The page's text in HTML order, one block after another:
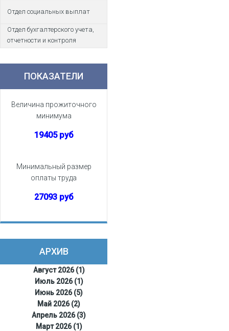
Отдел социальных выплат
Отдел бухгалтерского учета,
отчетности и контроля
ПОКАЗАТЕЛИ
Величина прожиточного
минимума
19405 руб
Минимальный размер
оплаты труда
27093 руб
АРХИВ
Август 2026 (1)
Июль 2026 (1)
Июнь 2026 (5)
Май 2026 (2)
Апрель 2026 (3)
Март 2026 (1)